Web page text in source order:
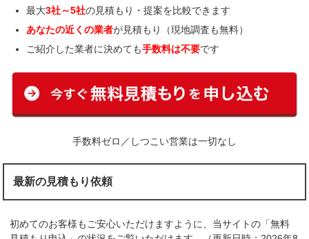
最大3社～5社の見積もり・提案を比較できます
あなたの近くの業者が見積もり（現地調査も無料）
ご紹介した業者に決めても手数料は不要です
手数料ゼロ／しつこい営業は一切なし
最新の見積もり依頼
初めてのお客様もご安心いただけますように、当サイトの「無料